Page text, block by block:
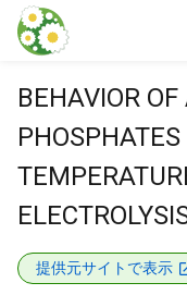
本文に飛ぶ
BEHAVIOR
提供元サイトで表示